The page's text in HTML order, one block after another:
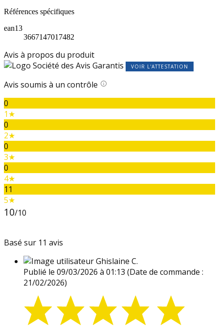
Références spécifiques
ean13
3667147017482
Avis à propos du produit
VOIR L'ATTESTATION
Avis soumis à un contrôle
0
1★
0
2★
0
3★
0
4★
11
5★
10/10
Basé sur 11 avis
Ghislaine C.
Publié le 09/03/2026 à 01:13 (Date de commande :
21/02/2026)